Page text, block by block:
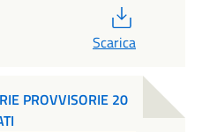
Scarica
PROVVISORIE 20